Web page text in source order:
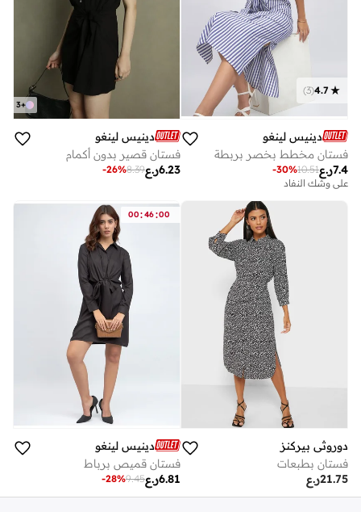
4.7
(
3
)
دينيس لينغو
فستان مخطط بخصر بربطة
ر.ع7.4
10.51
-30%
على وشك النفاد
+
3
دينيس لينغو
فستان قصير بدون أكمام
ر.ع6.23
8.39
-26%
دوروثي بيركنز
فستان بطبعات
ر.ع21.75
00:46:00
دينيس لينغو
فستان قميص برباط
ر.ع6.81
9.45
-28%